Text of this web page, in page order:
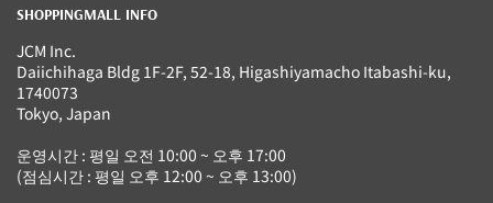
SHOPPINGMALL INFO
JCM Inc.
Daiichihaga Bldg 1F-2F, 52-18, Higashiyamacho Itabashi-ku,
1740073
Tokyo, Japan
운영시간 : 평일 오전 10:00 ~ 오후 17:00
(점심시간 : 평일 오후 12:00 ~ 오후 13:00)